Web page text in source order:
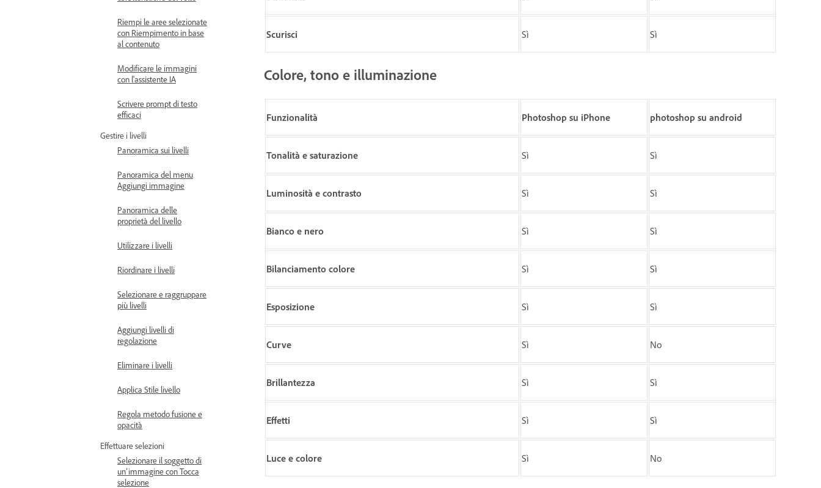
Riempi le aree selezionate
con Riempimento in base
al contenuto
Modificare le immagini
con l'assistente IA
Scrivere prompt di testo
efficaci
Gestire i livelli
Panoramica sui livelli
Panoramica del menu
Aggiungi immagine
Panoramica delle
proprietà del livello
Utilizzare i livelli
Riordinare i livelli
Selezionare e raggruppare
più livelli
Aggiungi livelli di
regolazione
Eliminare i livelli
Applica Stile livello
Regola metodo fusione e
opacità
Effettuare selezioni
Selezionare il soggetto di
un’immagine con Tocca
selezione
Scurisci Sì Sì
Colore, tono e illuminazione
Funzionalità Photoshop su iPhone photoshop su android
Tonalità e saturazione Sì Sì
Luminosità e contrasto Sì Sì
Bianco e nero Sì Sì
Bilanciamento colore Sì Sì
Esposizione Sì Sì
Curve Sì No
Brillantezza Sì Sì
Effetti Sì Sì
Luce e colore Sì No